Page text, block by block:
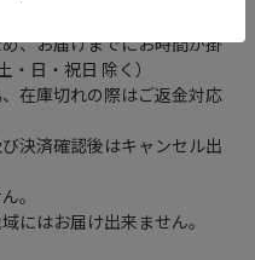
たします。
、お届けまでにお時間が掛
日・祝日 除く）
在庫切れの際はご返金対応
決済確認後はキャンセル出
。
にはお届け出来ません。